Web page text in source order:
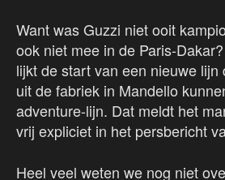
Want was Guzzi niet ooit
ook niet mee in de Paris-
lijkt de start van een nieuwe
uit de fabriek in Mandello
adventure-lijn. Dat meldt het
vrij expliciet in het persbericht
Heel veel weten we nog niet